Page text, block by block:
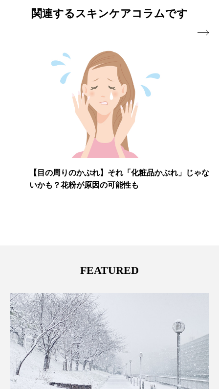
ャレコレター♪」は20年間週一回発行。 ・肌トラブル
向け特に敏感肌、乾燥肌へのスキンケアアドバイスに
心配するスキンケアとは？
関連するスキンケアコラムです
【目の周りのかぶれ】それ「化粧品かぶれ」じゃな
いかも？花粉が原因の可能性も

FEATURED